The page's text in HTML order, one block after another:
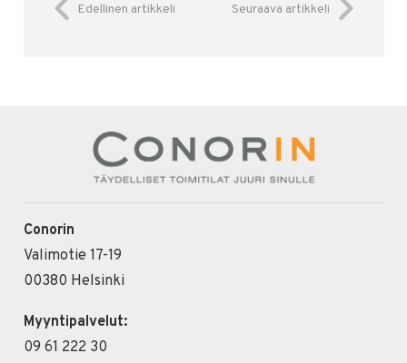
Edellinen artikkeli Seuraava artikkeli
Conorin
Valimotie 17-19
00380 Helsinki
Myyntipalvelut:
09 61 222 30